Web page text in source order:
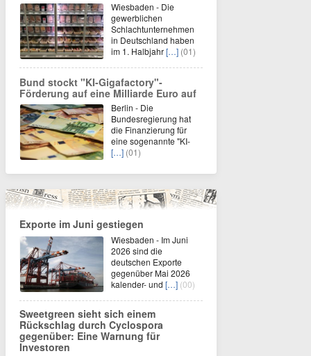
Wiesbaden - Die
gewerblichen
Schlachtunternehmen
in Deutschland haben
im 1. Halbjahr[…] (01)
Bund stockt "KI-Gigafactory"-
Förderung auf eine Milliarde Euro auf
Berlin - Die
Bundesregierung hat
die Finanzierung für
eine sogenannte "KI-
[…] (01)
Exporte im Juni gestiegen
Wiesbaden - Im Juni
2026 sind die
deutschen Exporte
gegenüber Mai 2026
kalender- und […] (00)
Sweetgreen sieht sich einem
Rückschlag durch Cyclospora
gegenüber: Eine Warnung für
Investoren